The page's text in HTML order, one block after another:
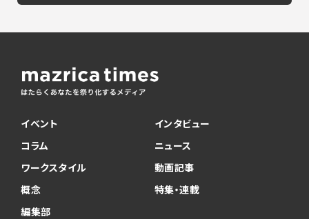
イベント
インタビュー
コラム
ニュース
ワークスタイル
動画記事
概念
特集・連載
編集部